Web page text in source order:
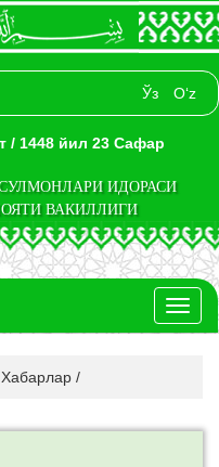
Ўз O‘z
/ 1448 йил 23 Сафар
ИДОРАСИ
ВАКИЛЛИГИ
Хабарлар /